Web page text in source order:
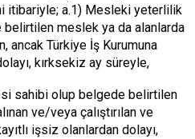
itibariyle; a.1) Mesleki yeterlilik
meslek ya da alanlarda
ancak Türkiye İş Kurumuna
kırksekiz ay süreyle,
sahibi olup belgede belirtilen
ve/veya çalıştırılan ve
işsiz olanlardan dolayı,